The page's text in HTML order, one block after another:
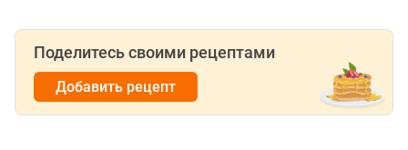
Поделитесь своими рецептами
Добавить рецепт